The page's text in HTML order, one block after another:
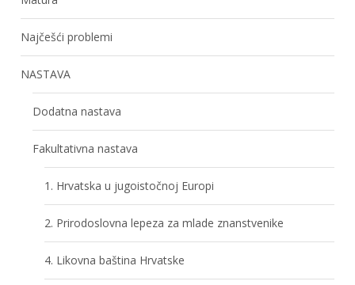
Najčešći problemi
NASTAVA
Dodatna nastava
Fakultativna nastava
1. Hrvatska u jugoistočnoj Europi
2. Prirodoslovna lepeza za mlade znanstvenike
4. Likovna baština Hrvatske